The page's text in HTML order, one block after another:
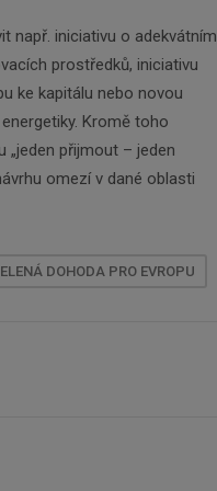
např. iniciativu o adekvátním
prostředků, iniciativu
ke kapitálu nebo novou
Kromě toho
„jeden přijmout – jeden
omezí v dané oblasti
DOHODA PRO EVROPU